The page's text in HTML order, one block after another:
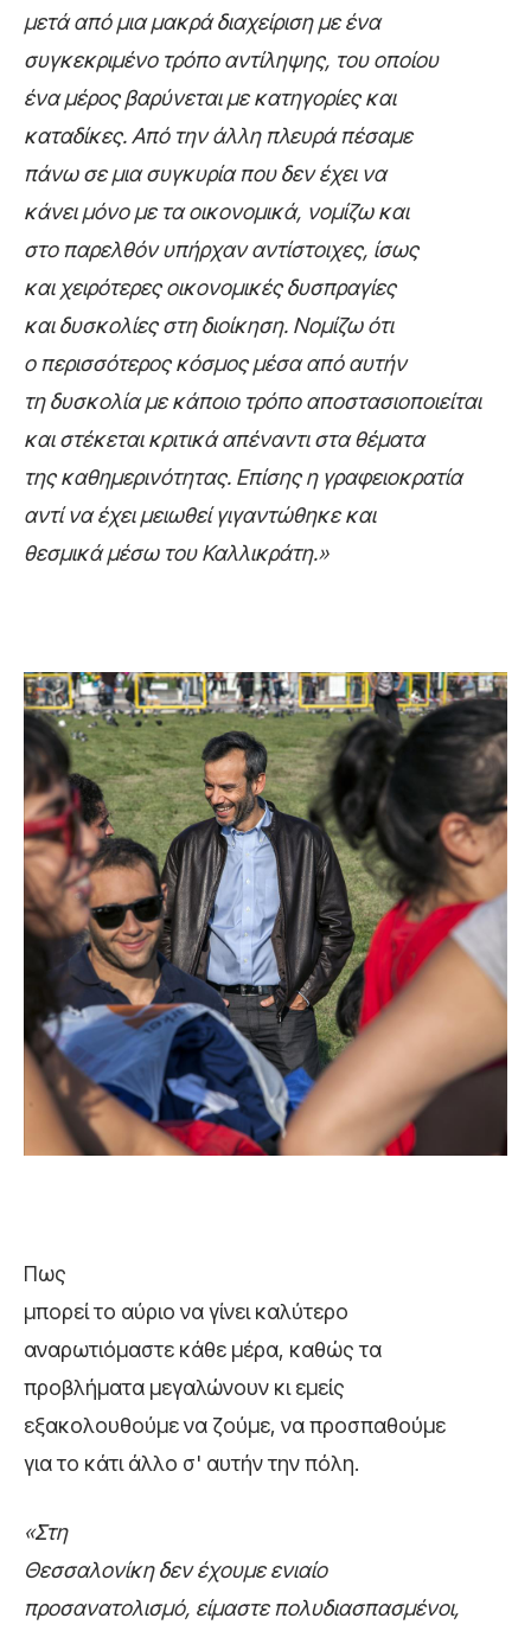
μετά από μια μακρά διαχείριση με ένα
συγκεκριμένο τρόπο αντίληψης, του οποίου
ένα μέρος βαρύνεται με κατηγορίες και
καταδίκες. Από την άλλη πλευρά πέσαμε
πάνω σε μια συγκυρία που δεν έχει να
κάνει μόνο με τα οικονομικά, νομίζω και
στο παρελθόν υπήρχαν αντίστοιχες, ίσως
και χειρότερες οικονομικές δυσπραγίες
και δυσκολίες στη διοίκηση. Νομίζω ότι
ο περισσότερος κόσμος μέσα από αυτήν
τη δυσκολία με κάποιο τρόπο αποστασιοποιείται
και στέκεται κριτικά απέναντι στα θέματα
της καθημερινότητας. Επίσης η γραφειοκρατία
αντί να έχει μειωθεί γιγαντώθηκε και
θεσμικά μέσω του Καλλικράτη.»
Πως
μπορεί το αύριο να γίνει καλύτερο
αναρωτιόμαστε κάθε μέρα, καθώς τα
προβλήματα μεγαλώνουν κι εμείς
εξακολουθούμε να ζούμε, να προσπαθούμε
για το κάτι άλλο σ' αυτήν την πόλη.
«Στη
Θεσσαλονίκη δεν έχουμε ενιαίο
προσανατολισμό, είμαστε πολυδιασπασμένοι,